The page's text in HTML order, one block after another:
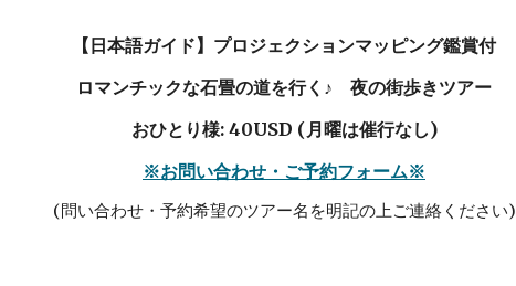
【日本語ガイド】プロジェクションマッピング鑑賞付
ロマンチックな石畳の道を行く♪ 夜の街歩きツアー
おひとり様: 40USD (月曜は催行なし)
※お問い合わせ・ご予約フォーム※
(問い合わせ・予約希望のツアー名を明記の上ご連絡ください)